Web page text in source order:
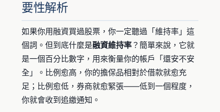
要性解析
如果你用融資買過股票，你一定聽過「維持率」這
個詞。但到底什麼是融資維持率 ？簡單來說，它就
是一個百分比數字，用來衡量你的帳戶「還安不安
全」。比例愈高，你的擔保品相對於借款就愈充
足；比例愈低，券商就愈緊張——低到一個程度，
你就會收到追繳通知。